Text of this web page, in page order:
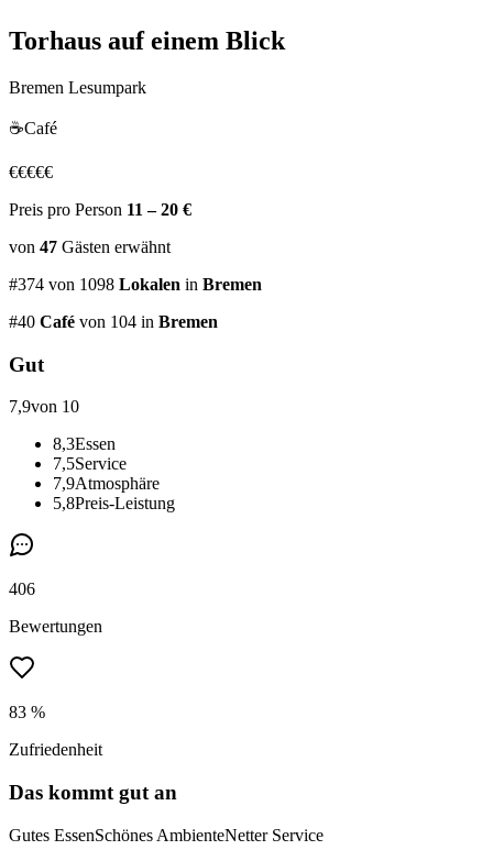
Torhaus auf einem Blick
Bremen Lesumpark
☕Café
€€€€€
Preis pro Person 11 – 20 €
von 47 Gästen erwähnt
#374 von 1098 Lokalen in Bremen
#40 Café von 104 in Bremen
Gut
7,9von 10
8,3Essen
7,5Service
7,9Atmosphäre
5,8Preis-Leistung
406
Bewertungen
83 %
Zufriedenheit
Das kommt gut an
Gutes EssenSchönes AmbienteNetter Service